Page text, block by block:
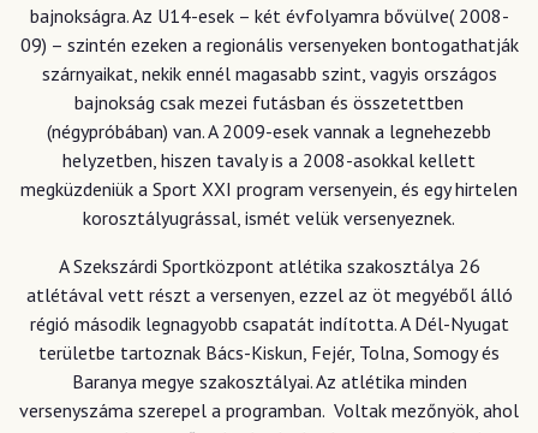
bajnokságra. Az U14-esek – két évfolyamra bővülve( 2008-
09) – szintén ezeken a regionális versenyeken bontogathatják
szárnyaikat, nekik ennél magasabb szint, vagyis országos
bajnokság csak mezei futásban és összetettben
(négypróbában) van. A 2009-esek vannak a legnehezebb
helyzetben, hiszen tavaly is a 2008-asokkal kellett
megküzdeniük a Sport XXI program versenyein, és egy hirtelen
korosztályugrással, ismét velük versenyeznek.
A Szekszárdi Sportközpont atlétika szakosztálya 26
atlétával vett részt a versenyen, ezzel az öt megyéből álló
régió második legnagyobb csapatát indította. A Dél-Nyugat
területbe tartoznak Bács-Kiskun, Fejér, Tolna, Somogy és
Baranya megye szakosztályai. Az atlétika minden
versenyszáma szerepel a programban. Voltak mezőnyök, ahol